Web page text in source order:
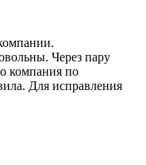
Через пару
компания по
Для исправления